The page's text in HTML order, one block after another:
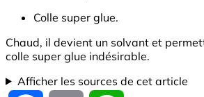
Colle super glue.
Chaud, il devient un solvant et
colle super glue indésirable.
Afficher les sources de cet article